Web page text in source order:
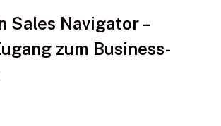
Sales Navigator –
zum Business-